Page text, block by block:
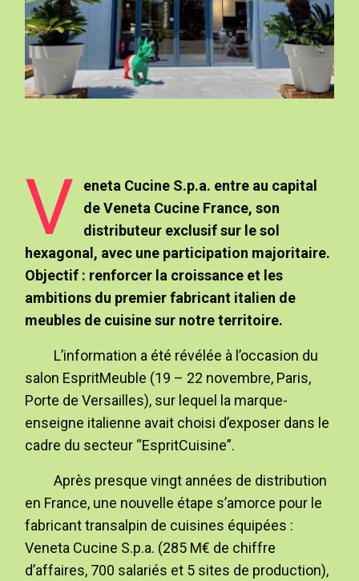
V
eneta Cucine S.p.a. entre au capital
de Veneta Cucine France, son
distributeur exclusif sur le sol
hexagonal, avec une participation majoritaire.
Objectif : renforcer la croissance et les
ambitions du premier fabricant italien de
meubles de cuisine sur notre territoire.
L’information a été révélée à l’occasion du
salon EspritMeuble (19 – 22 novembre, Paris,
Porte de Versailles), sur lequel la marque-
enseigne italienne avait choisi d’exposer dans le
cadre du secteur “EspritCuisine”.
Après presque vingt années de distribution
en France, une nouvelle étape s’amorce pour le
fabricant transalpin de cuisines équipées :
Veneta Cucine S.p.a. (285 M€ de chiffre
d’affaires, 700 salariés et 5 sites de production),